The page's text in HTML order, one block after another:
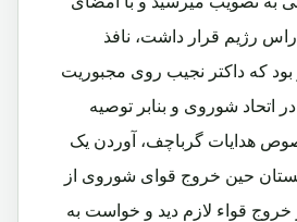
رژیم قرار داشت، نافذ
بود که داکتر نجیب روی مجبوریت
اتحاد شوروی و بنابر توصیه
هدایات گرباچف، آوردن یک
حین خروج قوای شوروی از
خروج قواء لازم دید و خواست به